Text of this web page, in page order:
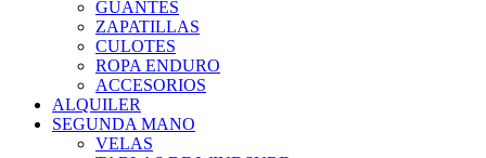
GUANTES
ZAPATILLAS
CULOTES
ROPA ENDURO
ACCESORIOS
ALQUILER
SEGUNDA MANO
VELAS